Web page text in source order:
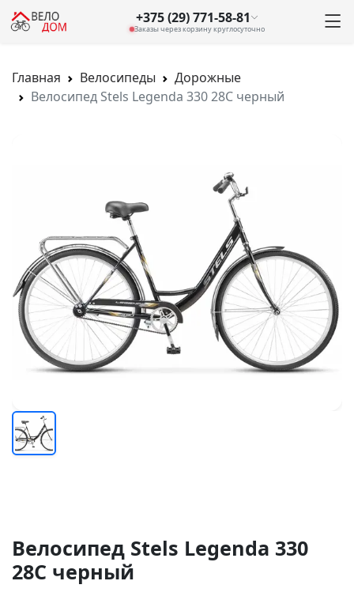
+375 (29) 771-58-81
Заказы через корзину круглосуточно
Главная Велосипеды
Дорожные
Велосипед Stels Legenda 330 28C черный
Велосипед Stels Legenda 330
28C черный